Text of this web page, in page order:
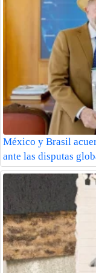
México y Brasil
ante las disputas